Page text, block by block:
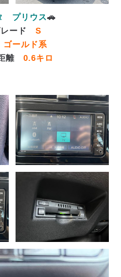
プリウス🚗
レード S
ゴールド系
離 0.6キロ